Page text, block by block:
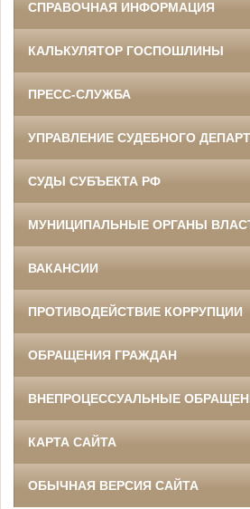
СПРАВОЧНАЯ ИНФОРМАЦИЯ
КАЛЬКУЛЯТОР ГОСПОШЛИНЫ
ПРЕСС-СЛУЖБА
УПРАВЛЕНИЕ СУДЕБНОГО
СУДЫ СУБЪЕКТА РФ
МУНИЦИПАЛЬНЫЕ ОРГАНЫ
ВАКАНСИИ
ПРОТИВОДЕЙСТВИЕ КОРРУПЦИИ
ОБРАЩЕНИЯ ГРАЖДАН
ВНЕПРОЦЕССУАЛЬНЫЕ
КАРТА САЙТА
ОБЫЧНАЯ ВЕРСИЯ САЙТА